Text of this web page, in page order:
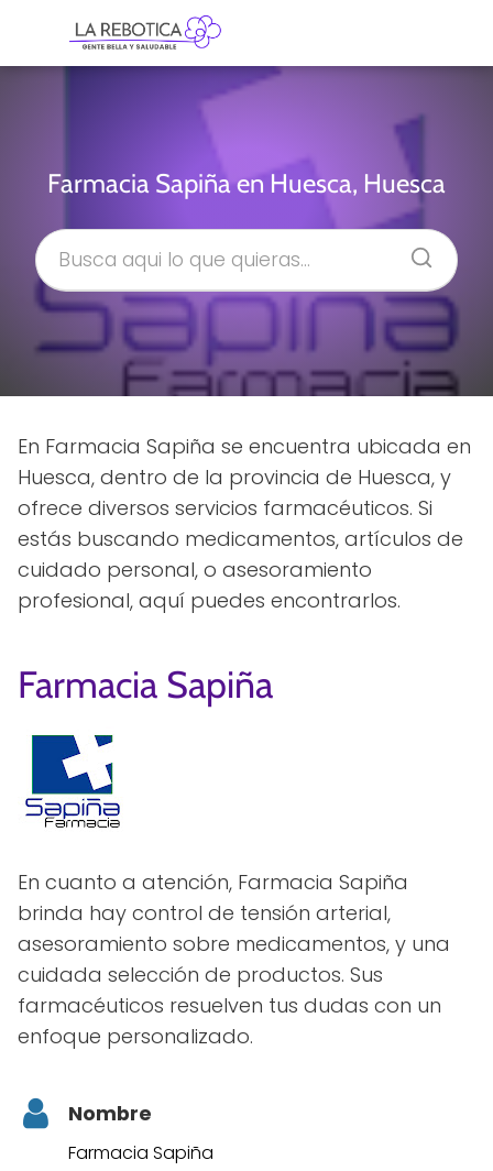
Farmacia Sapiña en Huesca, Huesca
En Farmacia Sapiña se encuentra ubicada en
Huesca, dentro de la provincia de Huesca, y
ofrece diversos servicios farmacéuticos. Si
estás buscando medicamentos, artículos de
cuidado personal, o asesoramiento
profesional, aquí puedes encontrarlos.
Farmacia Sapiña
En cuanto a atención, Farmacia Sapiña
brinda hay control de tensión arterial,
asesoramiento sobre medicamentos, y una
cuidada selección de productos. Sus
farmacéuticos resuelven tus dudas con un
enfoque personalizado.
Nombre
Farmacia Sapiña